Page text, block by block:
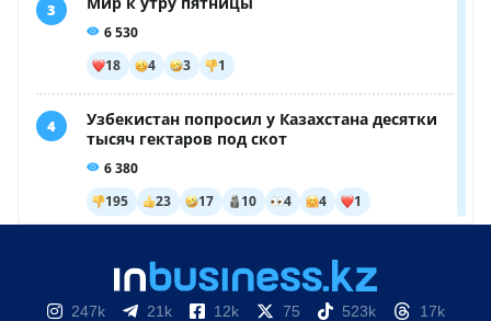
247k 21k 12k 75 523k 17k